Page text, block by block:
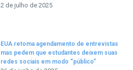
2 de julho de 2025
EUA retoma agendamento de entrevistas
mas pedem que estudantes deixem suas
redes sociais em modo “público”